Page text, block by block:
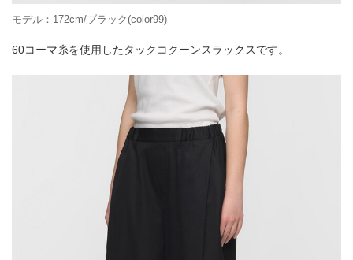
モデル：172cm/ブラック(color99)
60コーマ糸を使用したタックコクーンスラックスです。